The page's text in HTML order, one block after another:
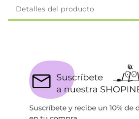
Detalles del producto